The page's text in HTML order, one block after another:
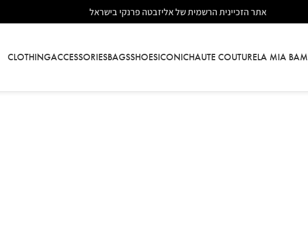
אתר הזכיינית הרשמית של אליזבטה פרנקי בישראל
CLOTHINGACCESSORIESBAGSSHOESICONICHAUTE COUTURELA MIA